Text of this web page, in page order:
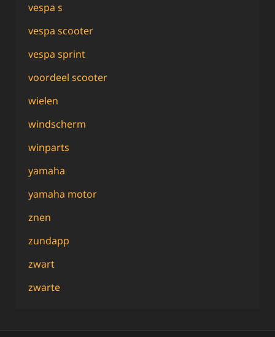
vespa s
vespa scooter
vespa sprint
voordeel scooter
wielen
windscherm
winparts
yamaha
yamaha motor
znen
zundapp
zwart
zwarte